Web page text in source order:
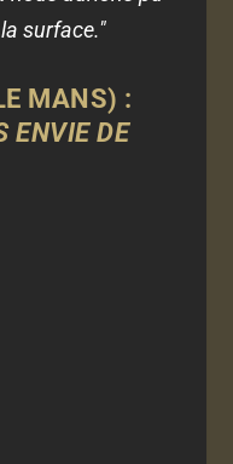
surface."
MANS) :
ENVIE DE